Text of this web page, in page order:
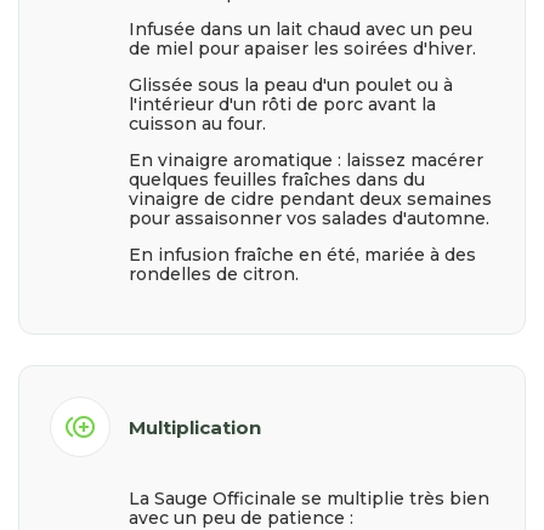
Infusée dans un lait chaud avec un peu
de miel pour apaiser les soirées d'hiver.
Glissée sous la peau d'un poulet ou à
l'intérieur d'un rôti de porc avant la
cuisson au four.
En vinaigre aromatique : laissez macérer
quelques feuilles fraîches dans du
vinaigre de cidre pendant deux semaines
pour assaisonner vos salades d'automne.
En infusion fraîche en été, mariée à des
rondelles de citron.
control_point_duplicate Multiplication
La Sauge Officinale se multiplie très bien
avec un peu de patience :